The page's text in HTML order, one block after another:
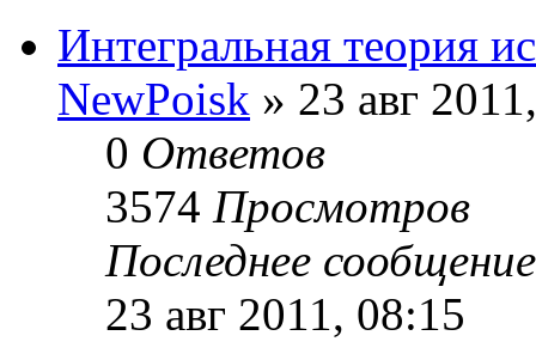
Интегральная теория
NewPoisk » 23 авг
0 Ответов
3574 Просмотров
Последнее
23 авг 2011, 08:15